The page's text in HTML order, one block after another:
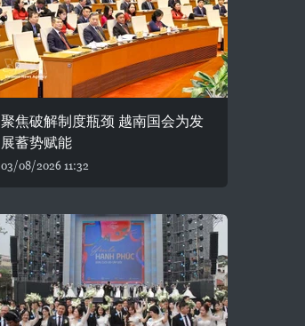
聚焦破解制度瓶颈 越南国会为发
展蓄势赋能
03/08/2026 11:32